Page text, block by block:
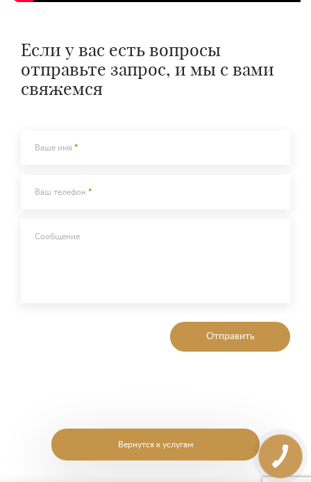
Если у вас есть вопросы
отправьте запрос, и мы с вами
свяжемся
Ваше имя
Ваш телефон
Сообщение
Отправить
Вернутся к услугам